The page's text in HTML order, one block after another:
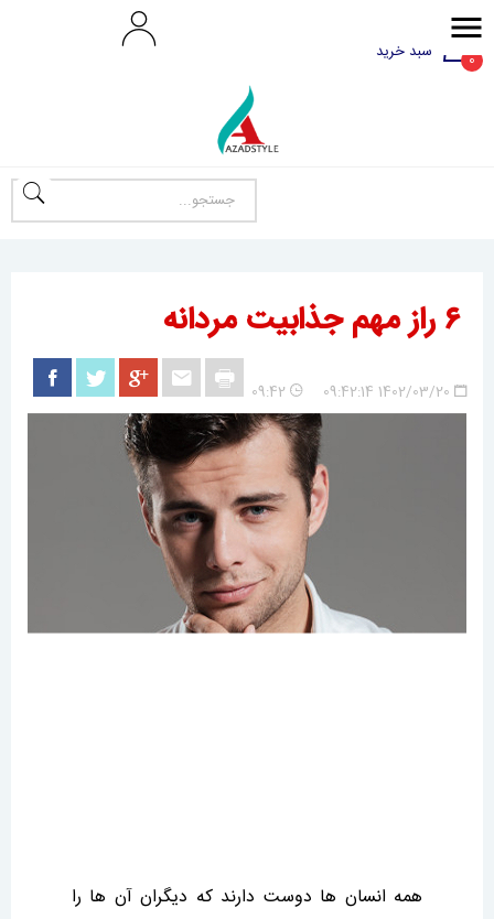
0 سبد خرید
۶ راز مهم جذابیت مردانه
همه انسان ها دوست دارند که دیگران آن ها را